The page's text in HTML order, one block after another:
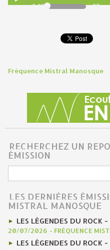
0:00
27
Fréquence Mistral Manosque
RECHERCHEZ UN
ÉMISSION
LES DERNIÈRES
MISTRAL MANOSQUE
LES LÉGENDES DU ROCK
20/07/2026 - FRÉQUENCE
LES LÉGENDES DU ROCK